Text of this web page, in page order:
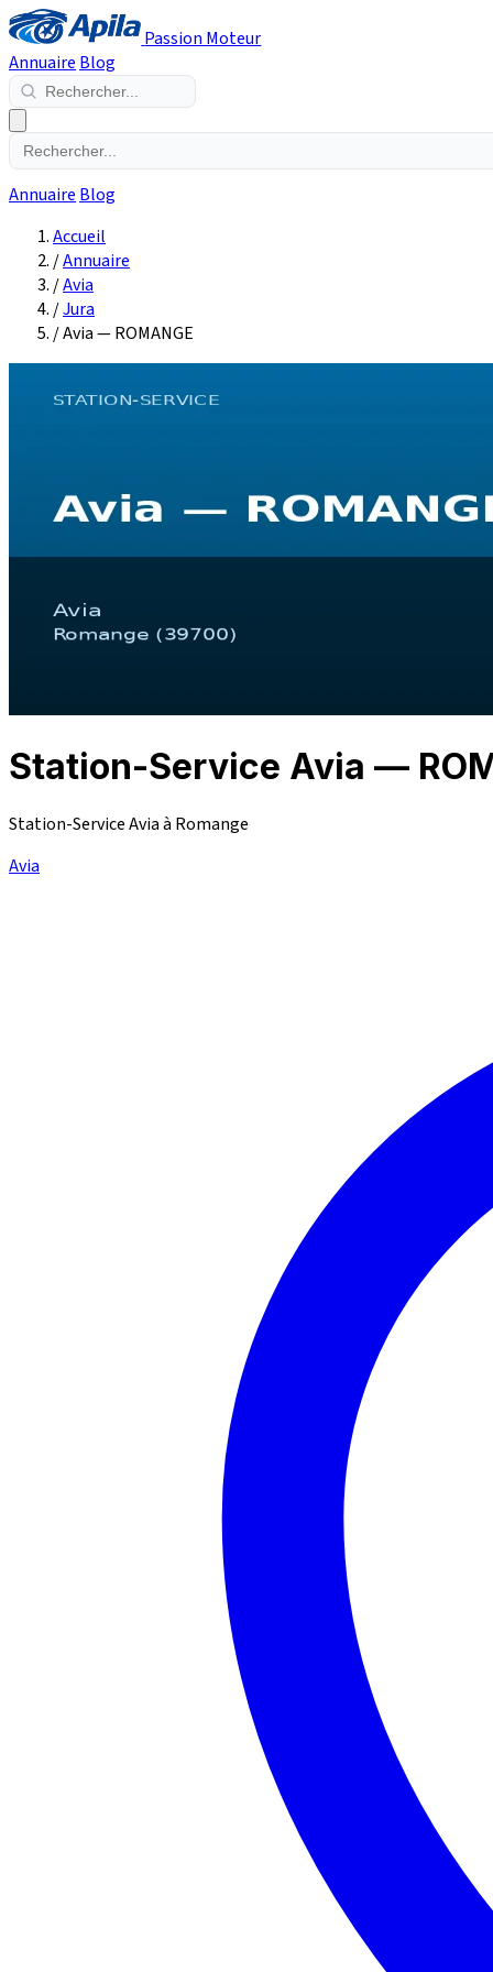
Passion Moteur
Annuaire Blog
Annuaire Blog
Accueil
/Annuaire
/Avia
/Jura
/Avia — ROMANGE
Station-Service Avia —
Station-Service Avia à Romange
Avia